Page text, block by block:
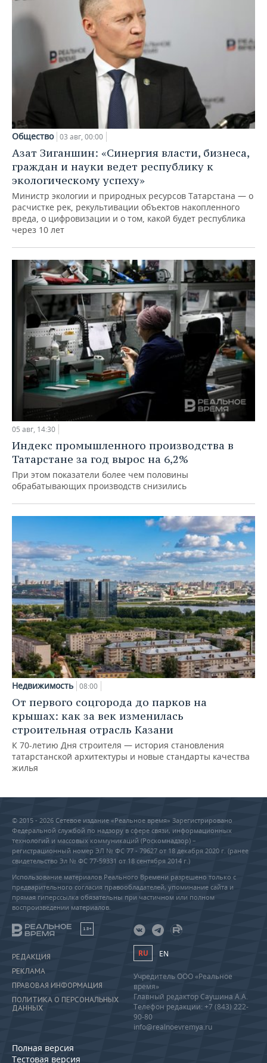
Общество 03 авг, 00:00
Азат Зиганшин: «Синергия власти, бизнеса,
граждан и науки ведет республику к
экологическому успеху»
Министр экологии и природных ресурсов Татарстана — о
расчистке рек, рекультивации объектов накопленного
вреда, о цифровизации и о том, какой будет республика
через 10 лет
05 авг, 14:30
Индекс промышленного производства в
Татарстане за год вырос на 6,2%
При этом показатели более чем половины
обрабатывающих производств снизились
Недвижимость 08:00
От первого соцгорода до парков на
крышах: как за век изменилась
строительная отрасль Казани
К 70-летию Дня строителя — история становления
татарстанской архитектуры и новые стандарты качества
жилья
© 2015 - 2026 Сетевое издание «Реальное время» Зарегистрировано
Федеральной службой по надзору в сфере связи, информационных
технологий и массовых коммуникаций (Роскомнадзор) –
регистрационный номер ЭЛ № ФС 77 - 79627 от 18 декабря 2020 г. (ранее
свидетельство Эл № ФС 77-59331 от 18 сентября 2014 г.)
Использование материалов Реального Времени разрешено только с
предварительного согласия правообладателей, упоминание сайта и
прямая гиперссылка обязательны при частичном или полном
воспроизведении материалов.
18+
РЕДАКЦИЯ
РЕКЛАМА
ПРАВОВАЯ ИНФОРМАЦИЯ
ПОЛИТИКА О ПЕРСОНАЛЬНЫХ
ДАННЫХ
Полная версия
Тестовая версия
RU EN
Учредитель ООО «Реальное
время»
Главный редактор Саушина А.А.
Телефон редакции: +7 (843) 222-
90-80
info@realnoevremya.ru